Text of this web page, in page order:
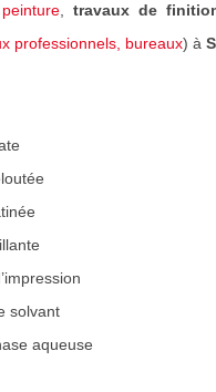
peinture, travaux de
professionnels, bureaux) à
solvant
aqueuse